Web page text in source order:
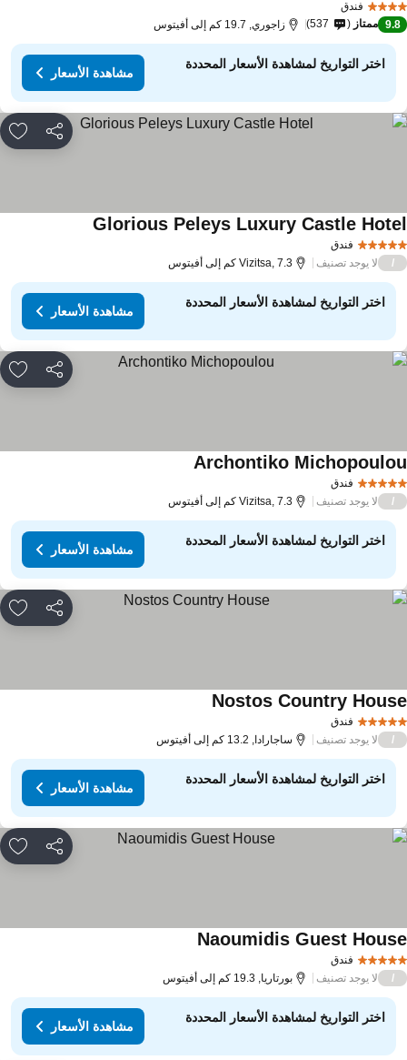
فندق
9.8 ممتاز 537 زاجوري, 19.7 كم إلى أفيتوس
اختر التواريخ لمشاهدة الأسعار المحددة
مشاهدة الأسعار
مشاركة
فندق
Glorious Peleys Luxury Castleمشاهدة الأسعار
لا يوجد تصنيف Vizitsa, 7.3 كم إلى أفيتوس
اختر التواريخ لمشاهدة الأسعار المحددة
مشاهدة الأسعار
مشاركة
فندق
Archontiko مشاهدة الأسعار
لا يوجد تصنيف Vizitsa, 7.3 كم إلى أفيتوس
اختر التواريخ لمشاهدة الأسعار المحددة
مشاهدة الأسعار
مشاركة
فندق
Nostos Countryمشاهدة الأسعار
لا يوجد تصنيف ساجارادا, 13.2 كم إلى أفيتوس
اختر التواريخ لمشاهدة الأسعار المحددة
مشاهدة الأسعار
مشاركة
فندق
Naoumidis Guestمشاهدة الأسعار
لا يوجد تصنيف بورتاريا, 19.3 كم إلى أفيتوس
اختر التواريخ لمشاهدة الأسعار المحددة
مشاهدة الأسعار